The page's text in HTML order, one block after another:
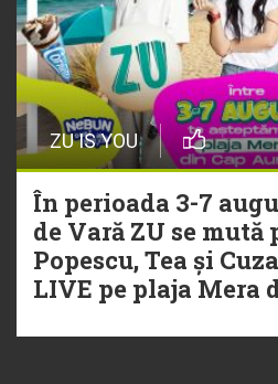
ZU IS YOU
În perioada 3-7
de Vară ZU se mută
Popescu, Tea și
LIVE pe plaja Mera